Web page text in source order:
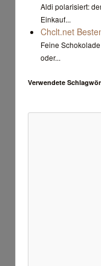
Aldi polarisiert:
Einkauf...
Chclt.net
Feine
oder...
Verwendete